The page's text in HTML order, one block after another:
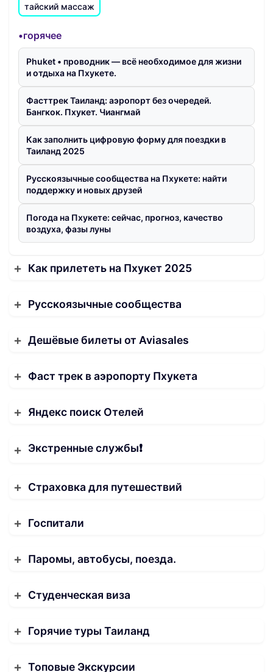
тайский массаж
•горячее
Phuket • проводник — всё необходимое для жизни
и отдыха на Пхукете.
Фасттрек Таиланд: аэропорт без очередей.
Бангкок. Пхукет. Чиангмай
Как заполнить цифровую форму для поездки в
Таиланд 2025
Русскоязычные сообщества на Пхукете: найти
поддержку и новых друзей
Погода на Пхукете: сейчас, прогноз, качество
воздуха, фазы луны
Как прилететь на Пхукет 2025
Русскоязычные сообщества
Дешёвые билеты от Aviasales
Фаст трек в аэропорту Пхукета
Яндекс поиск Отелей
Экстренные службы❗️
Страховка для путешествий
Госпитали
Паромы, автобусы, поезда.
Студенческая виза
Горячие туры Таиланд
Топовые Экскурсии